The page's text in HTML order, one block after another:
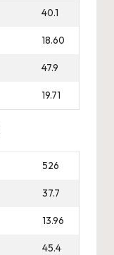
40.1
18.60
47.9
19.71
526
37.7
13.96
45.4